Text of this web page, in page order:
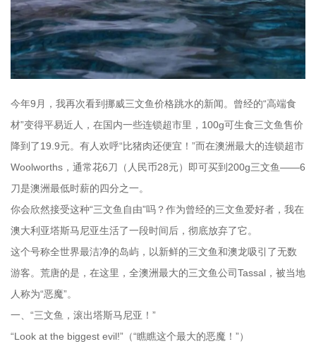
今年9月，我再次看到挪威三文鱼价格跳水的新闻。曾经的“高端食
材”变得平易近人，在国内一些连锁超市里，100g可生食三文鱼售价
降到了19.9元。有人欢呼“比猪肉还便宜！”而在澳洲最大的连锁超市
Woolworths，通常花6刀（人民币28元）即可买到200g三文鱼——6
刀是澳洲最低时薪的四分之一。
你会欣然接受这种“三文鱼自由”吗？作为曾经的三文鱼爱好者，我在
澳大利亚塔斯马尼亚生活了一段时间后，彻底放弃了它。
这个号称全世界最洁净的岛屿，以新鲜的三文鱼和澳龙吸引了无数
游客。荒唐的是，在这里，全澳洲最大的三文鱼公司Tassal，被当地
人称为“恶魔”。
一、“三文鱼，滚出塔斯马尼亚！”
“Look at the biggest evil!”（“瞧瞧这个最大的恶魔！”）